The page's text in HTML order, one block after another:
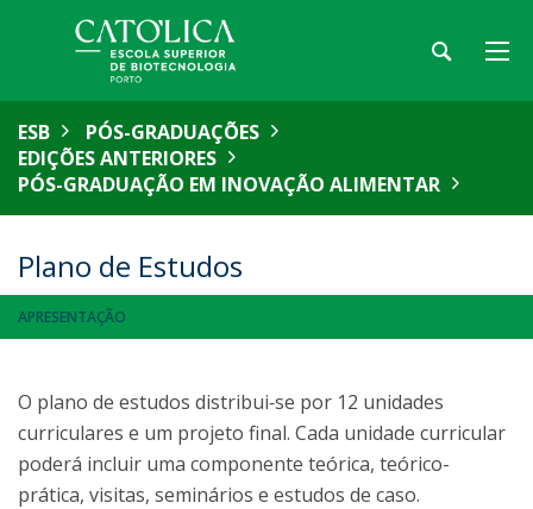
ESB
PÓS-GRADUAÇÕES
EDIÇÕES ANTERIORES
PÓS-GRADUAÇÃO EM INOVAÇÃO ALIMENTAR
Plano de Estudos
APRESENTAÇÃO
O plano de estudos distribui‐se por 12 unidades
curriculares e um projeto final. Cada unidade curricular
poderá incluir uma componente teórica, teórico-
prática, visitas, seminários e estudos de caso.